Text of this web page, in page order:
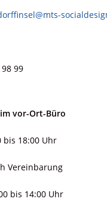
99
vor-Ort-Büro
bis 18:00 Uhr
Vereinbarung
bis 14:00 Uhr